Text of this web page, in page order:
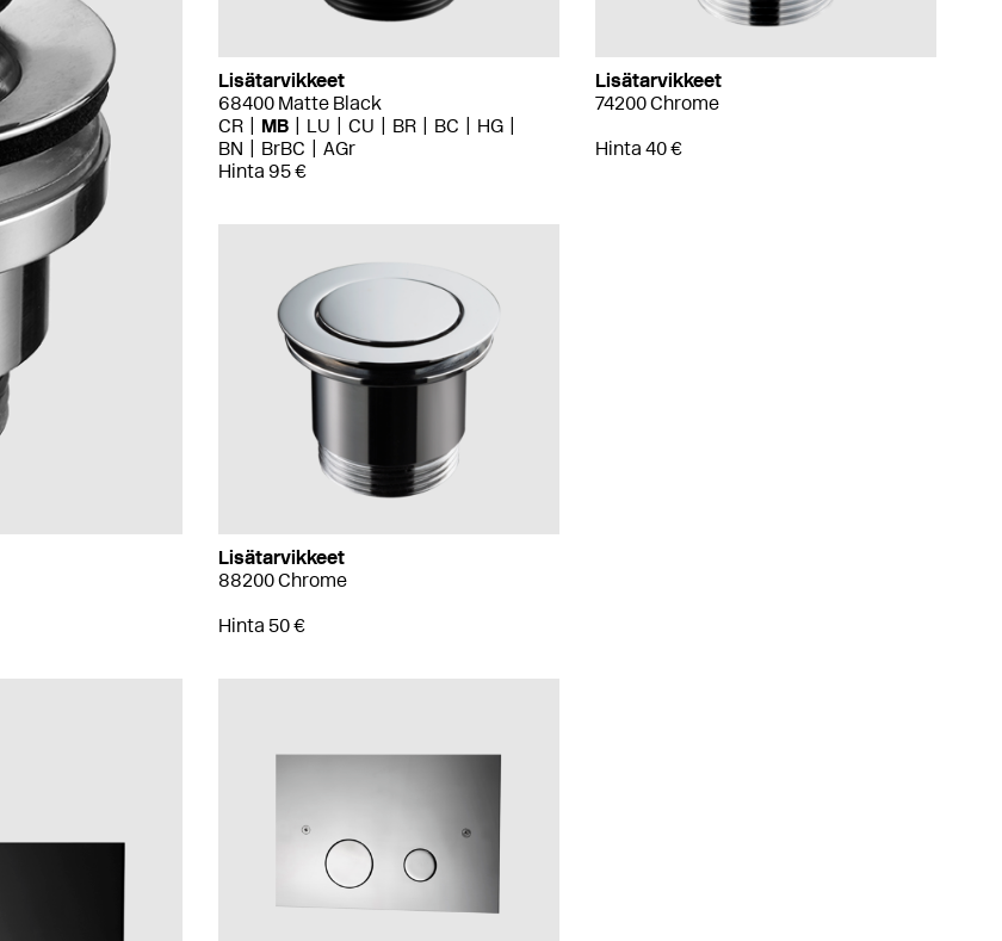
Lisätarvikkeet
68400 Matte Black
CR
MB LU CU BR BC
HG
BN
BrBC
AGr
Hinta 95 €
Lisätarvikkeet
74200 Chrome
Hinta 40 €
Lisätarvikkeet
88200 Chrome
Hinta 50 €